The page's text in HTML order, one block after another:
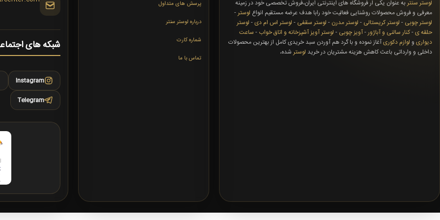
لوستر سنتربه عنوان یکی ار فروشگاه های اینترنتی ایران،فروش تخصصی خود در زمینه
معرفی و فروش محصولات روشنایی فعالیت خود رابا هدف عرضه مستقیم انواع لوستر-
لوستر چوبی - لوستر کریستالی - لوستر مدرن - لوستر سقفی - لوستر اس ام دی- لوستر
حلقه ی-کنار سالنی و آباژور-آویز چوبی - لوستر آویز آشپزخانه و اتاق خواب - ساعت
دیواری و لوازم دکوریآغاز نموده و با گرد هم آوردن سبد خریدی کامل از بهترین محصولات
داخلی و وارداتی باعث کاهش هزینه مشتریان در خرید لوسترشده،
پرسش های متداول
درباره لوستر سنتر
شماره کارت
تماس با ما
شبکه های
Instagram
Telegram